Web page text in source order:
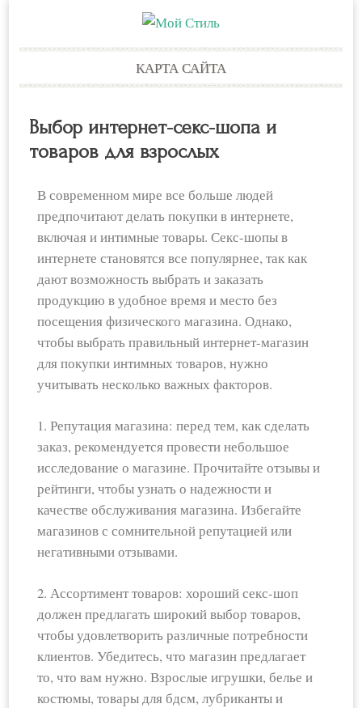
to
КАРТА САЙТА
Выбор интернет-секс-шопа и
товаров для взрослых
В современном мире все больше людей
предпочитают делать покупки в интернете,
включая и интимные товары. Секс-шопы в
интернете становятся все популярнее, так как
дают возможность выбрать и заказать
продукцию в удобное время и место без
посещения физического магазина. Однако,
чтобы выбрать правильный интернет-магазин
для покупки интимных товаров, нужно
учитывать несколько важных факторов.
1. Репутация магазина: перед тем, как сделать
заказ, рекомендуется провести небольшое
исследование о магазине. Прочитайте отзывы и
рейтинги, чтобы узнать о надежности и
качестве обслуживания магазина. Избегайте
магазинов с сомнительной репутацией или
негативными отзывами.
2. Ассортимент товаров: хороший секс-шоп
должен предлагать широкий выбор товаров,
чтобы удовлетворить различные потребности
клиентов. Убедитесь, что магазин предлагает
то, что вам нужно. Взрослые игрушки, белье и
костюмы, товары для бдсм, лубриканты и